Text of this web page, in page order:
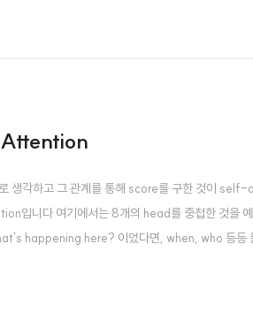
생각하고 그 관계를 통해 score를 구한 것이
입니다 여기에서는 8개의 head를 중첩한 것을
happening here? 이었다면, when, who 등등